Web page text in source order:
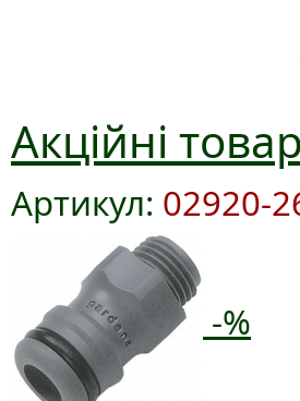
Акційні
Артикул: 02920-
-%